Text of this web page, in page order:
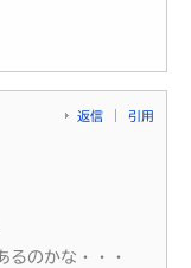
返信 引用
のかな・・・